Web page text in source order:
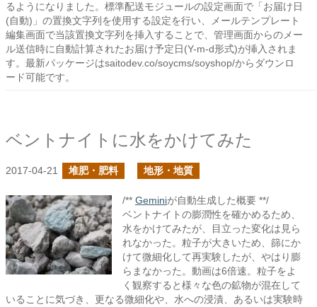
るようになりました。標準配送モジュールの設定画面で「お届け日
(自動)」の置換文字列を使用する設定を行い、メールテンプレート
編集画面で当該置換文字列を挿入することで、管理画面からのメー
ル送信時に自動計算されたお届け予定日(Y-m-d形式)が挿入されま
す。最新パッケージはsaitodev.co/soycms/soyshop/からダウンロ
ード可能です。
ベントナイトに水をかけてみた
2017-04-21 堆肥・肥料 地形・地質
/** Geminiが自動生成した概要 **/
ベントナイトの膨潤性を確かめるため、
水をかけてみたが、目立った変化は見ら
れなかった。粒子が大きいため、篩にか
けて微細化して再実験したが、やはり膨
らまなかった。動画は6倍速。粒子をよ
く観察すると様々な色の鉱物が混在して
いることに気づき、更なる微細化や、水への浸漬、あるいは実験時